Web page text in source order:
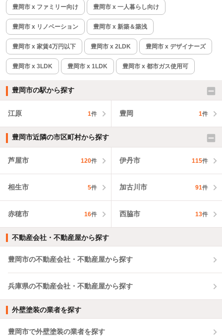
豊岡市 x ファミリー向け 豊岡市 x 一人暮らし向け
豊岡市 x リノベーション 豊岡市 x 新築＆築浅
豊岡市 x 家賃4万円以下 豊岡市 x 2LDK 豊岡市 x デザイナーズ
豊岡市 x 3LDK 豊岡市 x 1LDK 豊岡市 x 都市ガス使用可
豊岡市の駅から探す
江原 1件 豊岡 1件
豊岡市近隣の市区町村から探す
芦屋市 120件 伊丹市 115件
相生市 5件 加古川市 91件
赤穂市 16件 西脇市 13件
不動産会社・不動産屋から探す
豊岡市の不動産会社・不動産屋から探す
兵庫県の不動産会社・不動産屋から探す
外壁塗装の業者を探す
豊岡市で外壁塗装の業者を探す